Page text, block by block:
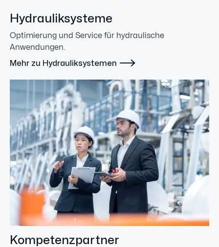
Hydrauliksysteme
Optimierung und Service für hydraulische
Anwendungen.
Mehr zu Hydrauliksystemen 
Kompetenzpartner